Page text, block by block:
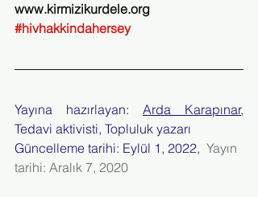
www.kirmizikurdele.org
#hivhakkindahersey
Yayına hazırlayan: Arda Karapınar,
Tedavi aktivisti, Topluluk yazarı
Güncelleme tarihi: Eylül 1, 2022, Yayın
tarihi: Aralık 7, 2020